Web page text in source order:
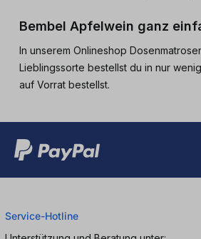
Bembel Apfelwein ganz
In unserem Onlineshop
Lieblingssorte bestellst du in nur
auf Vorrat bestellst.
Service-Hotline